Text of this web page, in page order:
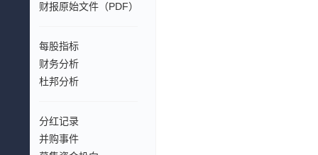
财报原始文件（PDF）
每股指标
财务分析
杜邦分析
分红记录
并购事件